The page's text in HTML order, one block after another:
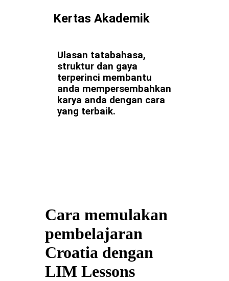
Kertas Akademik
Ulasan tatabahasa,
struktur dan gaya
terperinci membantu
anda mempersembahkan
karya anda dengan cara
yang terbaik.
Cara memulakan
pembelajaran
Croatia dengan
LIM Lessons